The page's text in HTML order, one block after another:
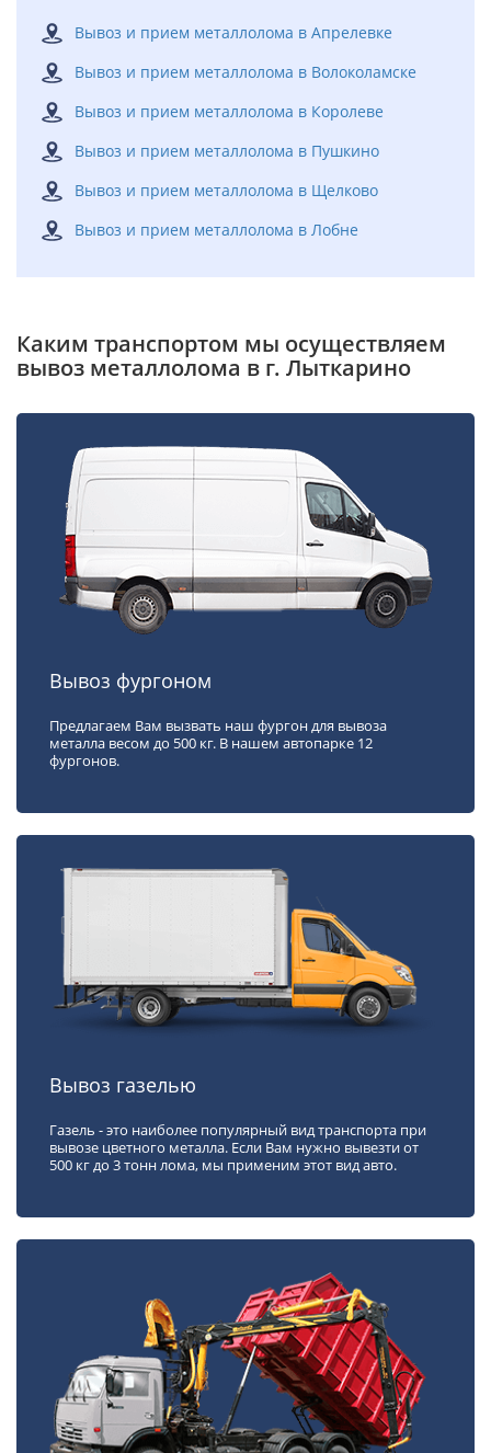
Вывоз и прием металлолома в Апрелевке
Вывоз и прием металлолома в Волоколамске
Вывоз и прием металлолома в Королеве
Вывоз и прием металлолома в Пушкино
Вывоз и прием металлолома в Щелково
Вывоз и прием металлолома в Лобне
Каким транспортом мы осуществляем
вывоз металлолома в г. Лыткарино
Вывоз фургоном
Предлагаем Вам вызвать наш фургон для вывоза
металла весом до 500 кг. В нашем автопарке 12
фургонов.
Вывоз газелью
Газель - это наиболее популярный вид транспорта при
вывозе цветного металла. Если Вам нужно вывезти от
500 кг до 3 тонн лома, мы применим этот вид авто.